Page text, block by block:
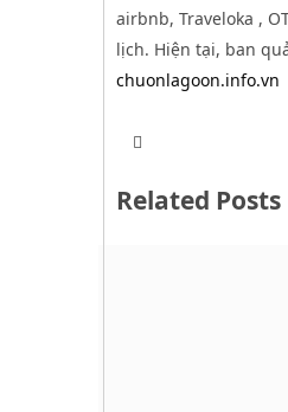
airbnb, Traveloka ,
lịch. Hiện tại, ban
chuonlagoon.info.vn
t
Related Posts